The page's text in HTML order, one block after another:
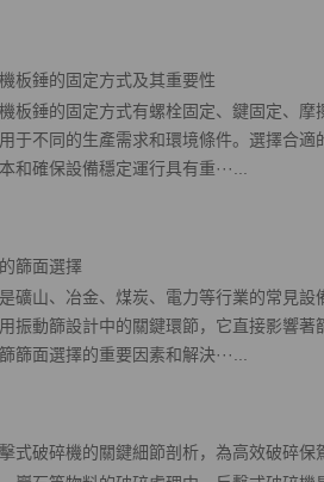
板錘的固定方式及其重要性
板錘的固定方式有螺栓固定、鍵固定、
于不同的生產需求和環境條件。選擇合適
和確保設備穩定運行具有重···...
篩面選擇
礦山、冶金、煤炭、電力等行業的常見
振動篩設計中的關鍵環節，它直接影響
篩面選擇的重要因素和解決···...
式破碎機的關鍵細節剖析，為高效破碎保